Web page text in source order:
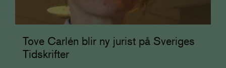
Tove Carlén blir ny jurist på Sveriges
Tidskrifter